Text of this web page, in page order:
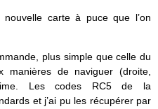
carte à puce que l’on
plus simple que celle du
manières de naviguer (droite,
Les codes RC5 de la
et j’ai pu les récupérer par